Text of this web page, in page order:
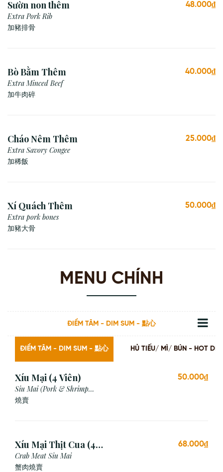
Sườn non thêm
Extra Pork Rib
加豬排骨
48.000₫
Bò Bằm Thêm
Extra Minced Beef
加牛肉碎
40.000₫
Cháo Nêm Thêm
Extra Savory Congee
加稀飯
25.000₫
Xí Quách Thêm
Extra pork bones
加豬大骨
50.000₫
MENU CHÍNH
ĐIỂM TÂM - DIM SUM - 點心
ĐIỂM TÂM - DIM SUM - 點心 HỦ TIẾU/ MÌ/ BÚN - HOT
Xíu Mại (4 Viên)
Siu Mai (Pork & Shrimp
Dumpling)
燒賣
50.000₫
Xíu Mại Thịt Cua (4
Viên)
Crab Meat Siu Mai
蟹肉燒賣
68.000₫